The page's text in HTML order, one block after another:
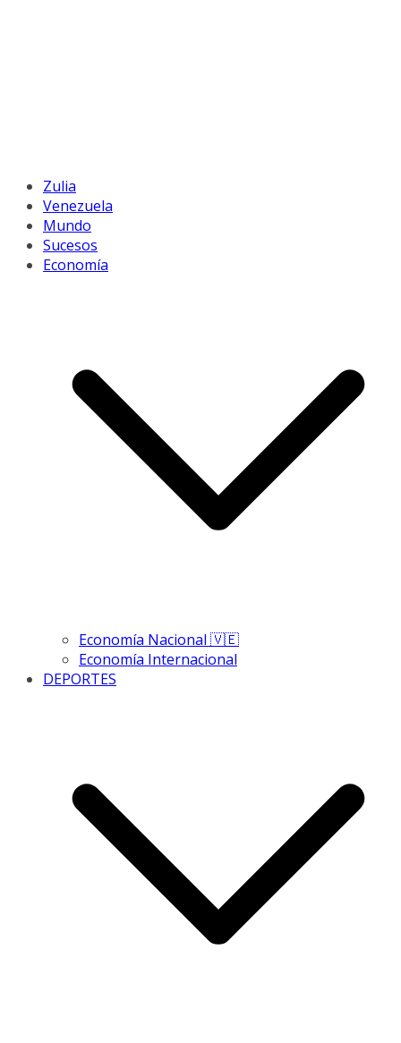
Zulia
Venezuela
Mundo
Sucesos
Economía
Economía Nacional 🇻🇪
Economía Internacional
DEPORTES